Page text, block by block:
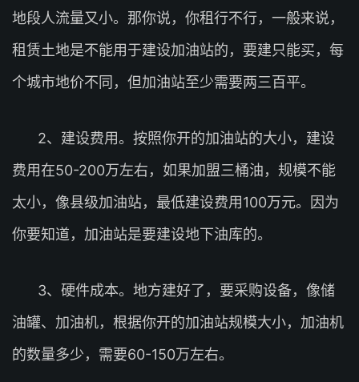
地段人流量又小。那你说，你租行不行，一般来说，
租赁土地是不能用于建设加油站的，要建只能买，每
个城市地价不同，但加油站至少需要两三百平。
2、建设费用。按照你开的加油站的大小，建设
费用在50-200万左右，如果加盟三桶油，规模不能
太小，像县级加油站，最低建设费用100万元。因为
你要知道，加油站是要建设地下油库的。
3、硬件成本。地方建好了，要采购设备，像储
油罐、加油机，根据你开的加油站规模大小，加油机
的数量多少，需要60-150万左右。